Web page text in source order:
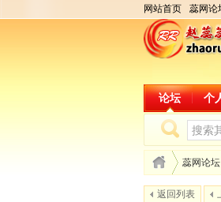
网站首页 蕊网论
论坛 个
蕊网论坛
返回列表